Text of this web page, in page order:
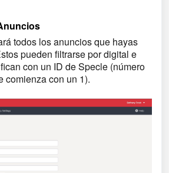
todos los anuncios que hayas
pueden filtrarse por digital e
con un ID de Specle (número
comienza con un 1).